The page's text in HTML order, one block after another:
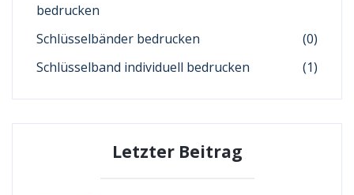
bedrucken
Schlüsselbänder bedrucken
(0)
Schlüsselband individuell bedrucken
(1)
Letzter Beitrag